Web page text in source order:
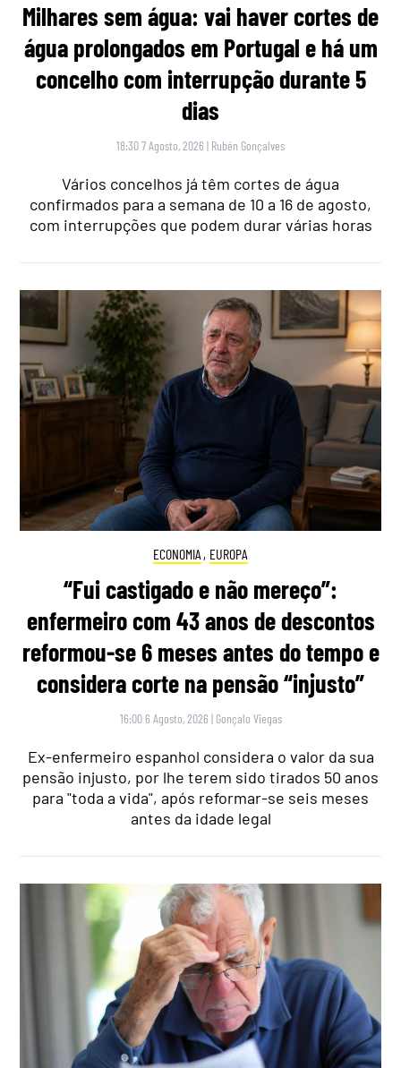
Milhares sem água: vai haver cortes de
água prolongados em Portugal e há um
concelho com interrupção durante 5
dias
18:30 7 Agosto, 2026 | Rubén Gonçalves
Vários concelhos já têm cortes de água
confirmados para a semana de 10 a 16 de agosto,
com interrupções que podem durar várias horas
ECONOMIA , EUROPA
“Fui castigado e não mereço”:
enfermeiro com 43 anos de descontos
reformou-se 6 meses antes do tempo e
considera corte na pensão “injusto”
16:00 6 Agosto, 2026 | Gonçalo Viegas
Ex-enfermeiro espanhol considera o valor da sua
pensão injusto, por lhe terem sido tirados 50 anos
para "toda a vida", após reformar-se seis meses
antes da idade legal